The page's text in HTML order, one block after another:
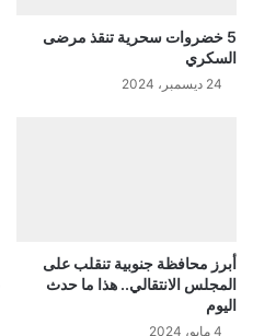
5 خضروات سحرية تنقذ مرضى
السكري
24 ديسمبر، 2024
أبرز محافظة جنوبية تنقلب على
المجلس الانتقالي.. هذا ما حدث
اليوم
4 مايو، 2024